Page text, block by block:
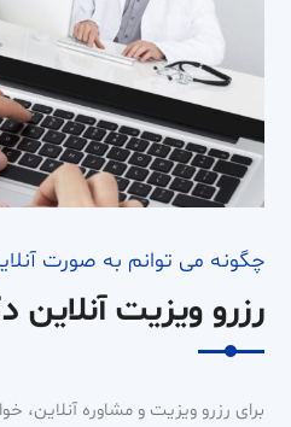
چگونه می توانم به صورت
رزرو ویزیت آنلاین
برای رزرو ویزیت و مشاوره